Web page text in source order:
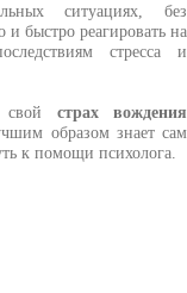
ситуациях, без
и быстро реагировать на
стресса и
свой страх вождения
образом знает сам
к помощи психолога.